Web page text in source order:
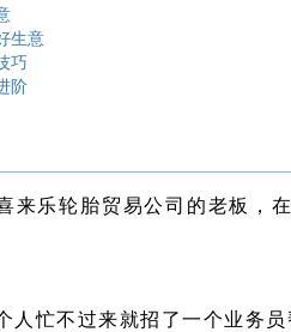
生意
巧
阶
来乐轮胎贸易公司的老板，
人忙不过来就招了一个业务